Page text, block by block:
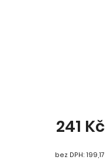
241 Kč
bez DPH: 199,17